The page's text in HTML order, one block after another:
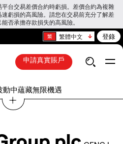
台交易差價合約時虧損。差價合約為複雜
虧損的高風險。請您在交易前充分了解差
否承擔存款損失的高風險。
繁體中文 登錄
申請真實賬戶
動中蘊藏無限機遇